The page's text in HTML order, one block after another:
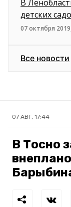
В
детских
07 октября
Все новости
07 АВГ, 17:44
В Тосно